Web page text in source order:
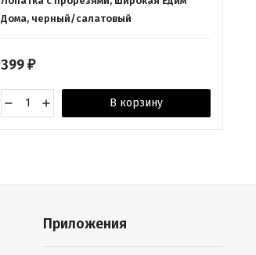
Дома, черный/салатовый
399 ₽
В корзину
Приложения